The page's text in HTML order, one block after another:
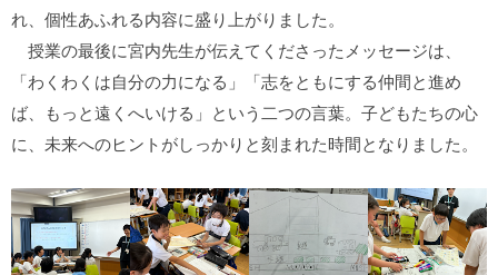
れ、個性あふれる内容に盛り上がりました。
授業の最後に宮内先生が伝えてくださったメッセージは、
「わくわくは自分の力になる」「志をともにする仲間と進め
ば、もっと遠くへいける」という二つの言葉。子どもたちの心
に、未来へのヒントがしっかりと刻まれた時間となりました。